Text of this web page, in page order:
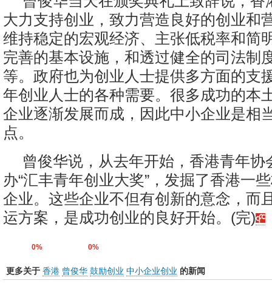
大力支持创业，致力营造良好的创业和
维持稳定的宏观经济、主张低税率和简
完善的基本设施，和透过健全的司法制
等。政府也为创业人士提供多方面的支
年创业人士的各种需要。很多成功的本
企业逐渐发展而成，因此中小企业是相
点。
曾俊华说，从去年开始，香港青年协
办“汇丰青年创业大奖”，发掘了香港一
企业。这些企业不但有创新的意念，而
运方案，是成功创业的良好开始。(完)
0% 0%
更多关于 香港 曾俊华 鼓励创业 中小企业创业 的新闻